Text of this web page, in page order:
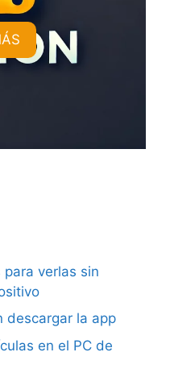
verlas sin
descargar la app
en el PC de